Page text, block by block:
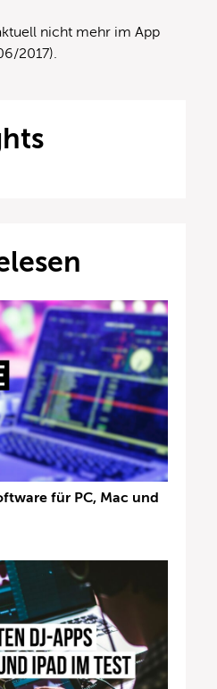
nicht mehr im App
2017).
für PC, Mac und